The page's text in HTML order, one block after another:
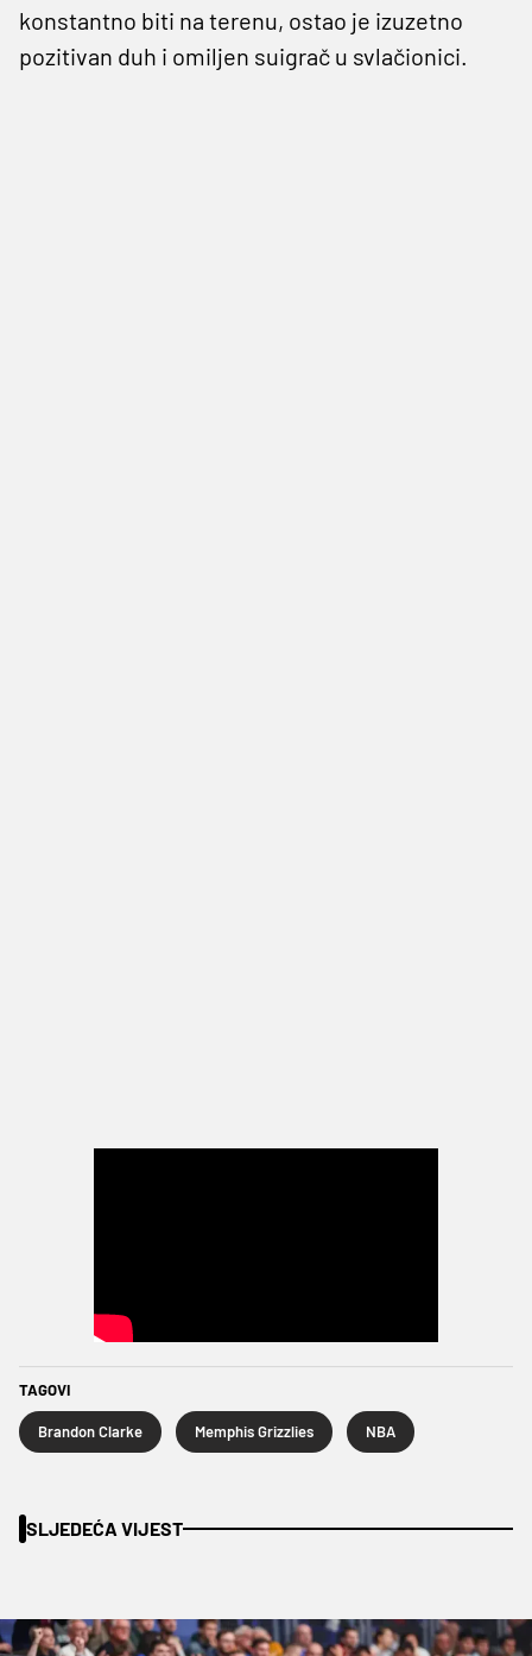
konstantno biti na terenu, ostao je izuzetno
pozitivan duh i omiljen suigrač u svlačionici.
TAGOVI
Brandon Clarke Memphis Grizzlies NBA
SLJEDEĆA VIJEST